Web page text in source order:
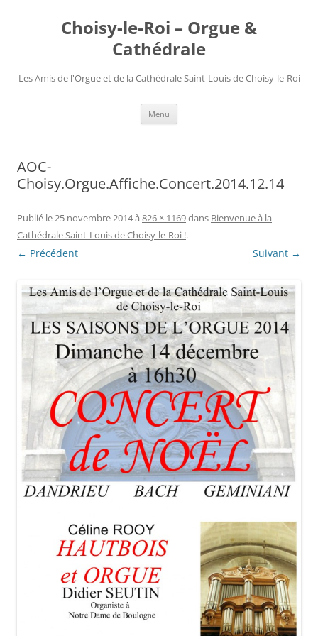
Choisy-le-Roi – Orgue &
Cathédrale
Les Amis de l'Orgue et de la Cathédrale Saint-Louis de Choisy-le-Roi
Menu
AOC-
Choisy.Orgue.Affiche.Concert.2014.12.14
Publié le25 novembre 2014à 826 × 1169dans Bienvenue à la
Cathédrale Saint-Louis de Choisy-le-Roi !.
← Précédent Suivant →